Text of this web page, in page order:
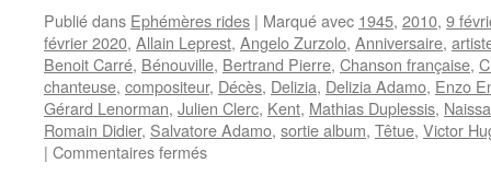
Publié dans Ephémères rides | Marqué avec 1945, 2010, 9
février 2020, Allain Leprest, Angelo Zurzolo, Anniversaire,
Benoit Carré, Bénouville, Bertrand Pierre, Chanson française,
chanteuse, compositeur, Décès, Delizia, Delizia Adamo, Enzo
Gérard Lenorman, Julien Clerc, Kent, Mathias Duplessis,
Romain Didier, Salvatore Adamo, sortie album, Têtue, Victor
| Commentaires ferméssur